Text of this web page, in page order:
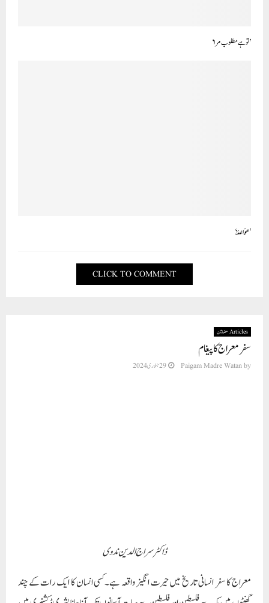
’توہے مطلوب مرا‘
’ھُوَ اللّٰہُ‘
CLICK TO COMMENT
Articles مضامین
سفر معراج کا پیغام
by
Paigam Madre Watan 29 جنوری 2024
کے لیے ایک ایسی کتاب میں درج کردی جائے جس کی سب سے پہلی صفت ہی ’’لاریب